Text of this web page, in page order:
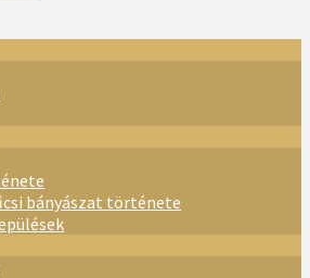
bányászat története